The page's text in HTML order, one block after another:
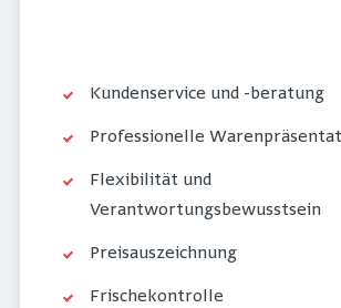
Kundenservice und -beratung
Professionelle
Flexibilität und
Verantwortungsbewusstsein
Preisauszeichnung
Frischekontrolle